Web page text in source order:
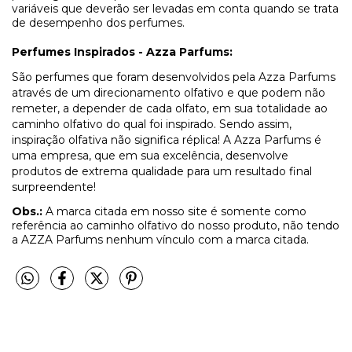
variáveis que deverão ser levadas em conta quando se trata
de desempenho dos perfumes.
Perfumes Inspirados - Azza Parfums:
São perfumes que foram desenvolvidos pela Azza Parfums
através de um direcionamento olfativo e que podem não
remeter, a depender de cada olfato, em sua totalidade ao
caminho olfativo do qual foi inspirado. Sendo assim,
inspiração olfativa não significa réplica! A Azza Parfums é
uma empresa, que em sua excelência, desenvolve
produtos de extrema qualidade para um resultado final
surpreendente!
Obs.: A marca citada em nosso site é somente como
referência ao caminho olfativo do nosso produto, não tendo
a AZZA Parfums nenhum vínculo com a marca citada.